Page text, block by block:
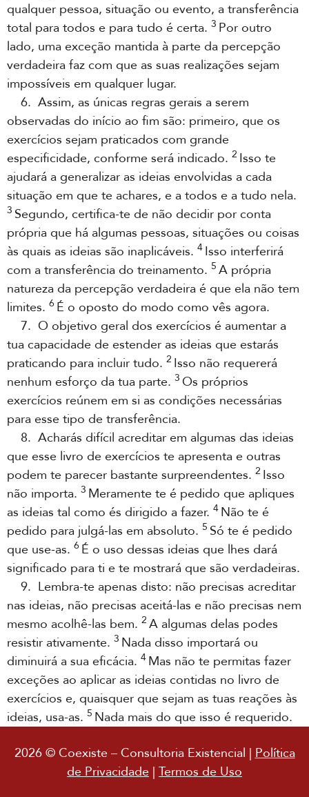
qualquer pessoa, situação ou evento, a transferência
total para todos e para tudo é certa. 3 Por outro
lado, uma exceção mantida à parte da percepção
verdadeira faz com que as suas realizações sejam
impossíveis em qualquer lugar.
6. Assim, as únicas regras gerais a serem
observadas do início ao fim são: primeiro, que os
exercícios sejam praticados com grande
especificidade, conforme será indicado. 2 Isso te
ajudará a generalizar as ideias envolvidas a cada
situação em que te achares, e a todos e a tudo nela.
3 Segundo, certifica-te de não decidir por conta
própria que há algumas pessoas, situações ou coisas
às quais as ideias são inaplicáveis. 4 Isso interferirá
com a transferência do treinamento. 5 A própria
natureza da percepção verdadeira é que ela não tem
limites. 6 É o oposto do modo como vês agora.
7. O objetivo geral dos exercícios é aumentar a
tua capacidade de estender as ideias que estarás
praticando para incluir tudo. 2 Isso não requererá
nenhum esforço da tua parte. 3 Os próprios
exercícios reúnem em si as condições necessárias
para esse tipo de transferência.
8. Acharás difícil acreditar em algumas das ideias
que esse livro de exercícios te apresenta e outras
podem te parecer bastante surpreendentes. 2 Isso
não importa. 3 Meramente te é pedido que apliques
as ideias tal como és dirigido a fazer. 4 Não te é
pedido para julgá-las em absoluto. 5 Só te é pedido
que use-as. 6 É o uso dessas ideias que lhes dará
significado para ti e te mostrará que são verdadeiras.
9. Lembra-te apenas disto: não precisas acreditar
nas ideias, não precisas aceitá-las e não precisas nem
mesmo acolhê-las bem. 2 A algumas delas podes
resistir ativamente. 3 Nada disso importará ou
diminuirá a sua eficácia. 4 Mas não te permitas fazer
exceções ao aplicar as ideias contidas no livro de
exercícios e, quaisquer que sejam as tuas reações às
ideias, usa-as. 5 Nada mais do que isso é requerido.
2026 © Coexiste – Consultoria Existencial |Política
de Privacidade | Termos de Uso